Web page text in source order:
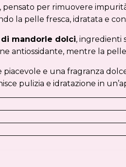
, pensato per rimuovere
la pelle fresca, idratata e
mandorle dolci, ingredienti
antiossidante, mentre la
piacevole e una fragranza
pulizia e idratazione in